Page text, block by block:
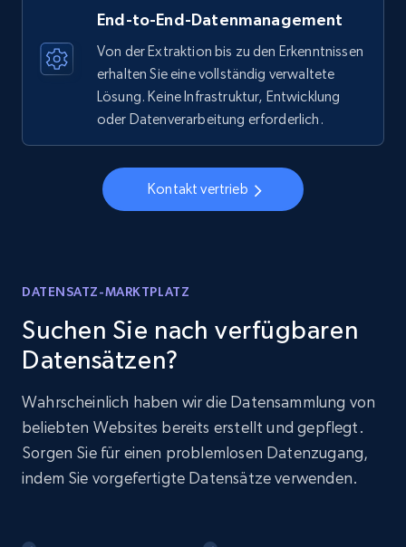
End-to-End-Datenmanagement
Von der Extraktion bis zu den Erkenntnissen
erhalten Sie eine vollständig verwaltete
Lösung. Keine Infrastruktur, Entwicklung
oder Datenverarbeitung erforderlich.
Kontakt vertrieb
DATENSATZ-MARKTPLATZ
Suchen Sie nach verfügbaren
Datensätzen?
Wahrscheinlich haben wir die Datensammlung von
beliebten Websites bereits erstellt und gepflegt.
Sorgen Sie für einen problemlosen Datenzugang,
indem Sie vorgefertigte Datensätze verwenden.